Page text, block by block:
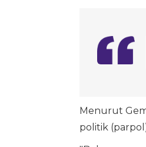
Menurut
politik